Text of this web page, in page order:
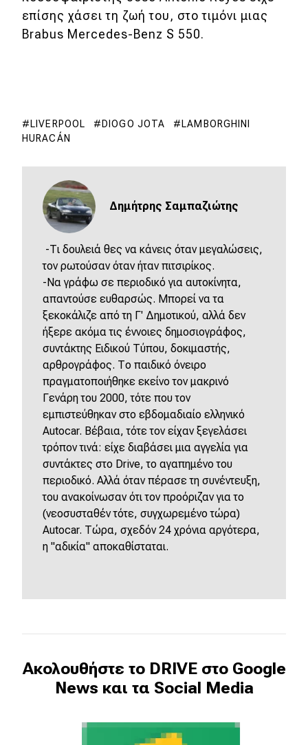
επίσης χάσει τη ζωή του, στο τιμόνι μιας
Brabus Mercedes-Benz S 550.
LIVERPOOL DIOGO JOTA
LAMBORGHINI
HURACÁN
Δημήτρης Σαμπαζιώτης
-Τι δουλειά θες να κάνεις όταν μεγαλώσεις,
τον ρωτούσαν όταν ήταν πιτσιρίκος.
-Να γράφω σε περιοδικό για αυτοκίνητα,
απαντούσε ευθαρσώς. Μπορεί να τα
ξεκοκάλιζε από τη Γ' Δημοτικού, αλλά δεν
ήξερε ακόμα τις έννοιες δημοσιογράφος,
συντάκτης Ειδικού Τύπου, δοκιμαστής,
αρθρογράφος. Το παιδικό όνειρο
πραγματοποιήθηκε εκείνο τον μακρινό
Γενάρη του 2000, τότε που τον
εμπιστεύθηκαν στο εβδομαδιαίο ελληνικό
Autocar. Βέβαια, τότε τον είχαν ξεγελάσει
τρόπον τινά: είχε διαβάσει μια αγγελία για
συντάκτες στο Drive, το αγαπημένο του
περιοδικό. Αλλά όταν πέρασε τη συνέντευξη,
του ανακοίνωσαν ότι τον προόριζαν για το
(νεοσυσταθέν τότε, συγχωρεμένο τώρα)
Autocar. Τώρα, σχεδόν 24 χρόνια αργότερα,
η "αδικία" αποκαθίσταται.
Ακολουθήστε το DRIVE στο Google
News και τα Social Media